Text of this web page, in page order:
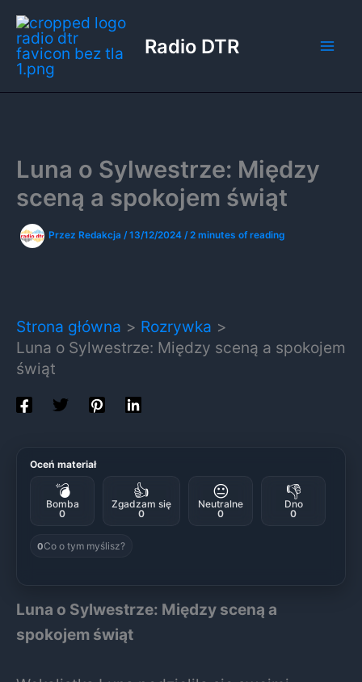
Przejdź
do
treści
Radio DTR
Luna o Sylwestrze: Między
sceną a spokojem świąt
Przez Redakcja /13/12/2024 /2 minutes of reading
Strona główna
Rozrywka
Luna o Sylwestrze: Między sceną a spokojem
świąt
Oceń materiał
💣
Bomba
0
👍
Zgadzam się
0
😐
Neutralne
0
👎
Dno
0
0Co o tym myślisz?
Luna o Sylwestrze: Między sceną a
spokojem świąt